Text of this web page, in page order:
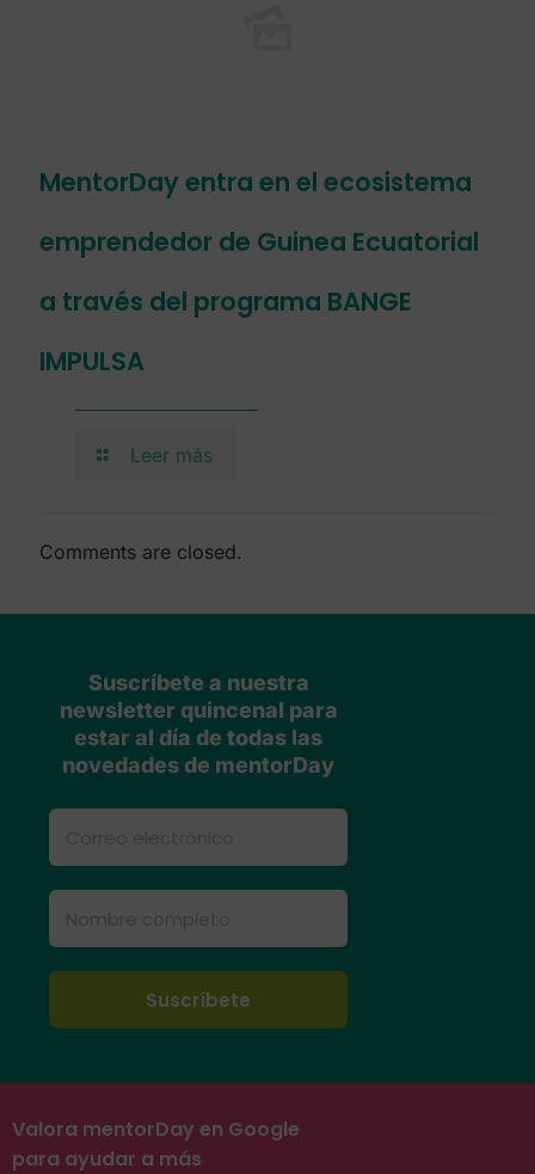
MentorDay entra en el ecosistema
emprendedor de Guinea Ecuatorial
a través del programa BANGE
IMPULSA
Leer más
Comments are closed.
Suscríbete a nuestra
newsletter quincenal para
estar al día de todas las
novedades de mentorDay
Valora mentorDay en Google
para ayudar a más